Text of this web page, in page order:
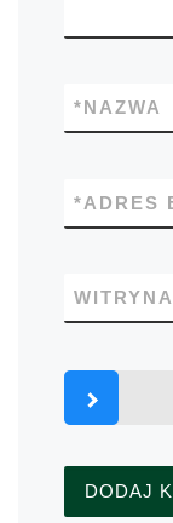
NAZWA
*
ADRES
*